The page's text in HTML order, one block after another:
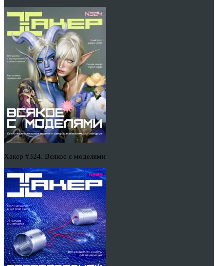
Хакер #324. Всякое с моделями